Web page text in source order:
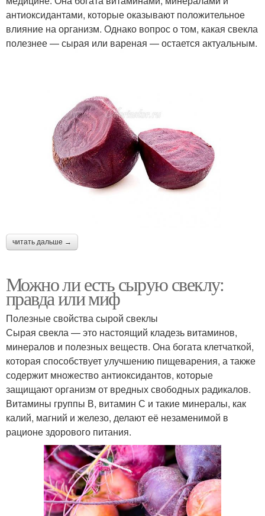
антиоксидантами, которые оказывают положительное
влияние на организм. Однако вопрос о том, какая свекла
полезнее — сырая или вареная — остается актуальным.
читать дальше →
Можно ли есть сырую свеклу:
правда или миф
Полезные свойства сырой свеклы
Сырая свекла — это настоящий кладезь витаминов,
минералов и полезных веществ. Она богата клетчаткой,
которая способствует улучшению пищеварения, а также
содержит множество антиоксидантов, которые
защищают организм от вредных свободных радикалов.
Витамины группы В, витамин С и такие минералы, как
калий, магний и железо, делают её незаменимой в
рационе здорового питания.